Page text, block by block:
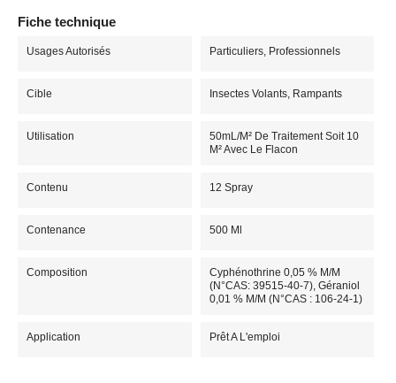
Fiche technique
Usages Autorisés Particuliers, Professionnels
Cible Insectes Volants, Rampants
Utilisation
50mL/m² De Traitement Soit 10
M² Avec Le Flacon
Contenu 12 Spray
Contenance 500 Ml
Composition
Cyphénothrine 0,05 % M/m
(n°CAS: 39515-40-7), Géraniol
0,01 % M/m (n°CAS : 106-24-1)
Application Prêt A L'emploi